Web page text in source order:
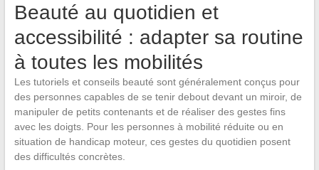
Beauté au quotidien et
accessibilité : adapter sa routine
à toutes les mobilités
Les tutoriels et conseils beauté sont généralement conçus pour
des personnes capables de se tenir debout devant un miroir, de
manipuler de petits contenants et de réaliser des gestes fins
avec les doigts. Pour les personnes à mobilité réduite ou en
situation de handicap moteur, ces gestes du quotidien posent
des difficultés concrètes.